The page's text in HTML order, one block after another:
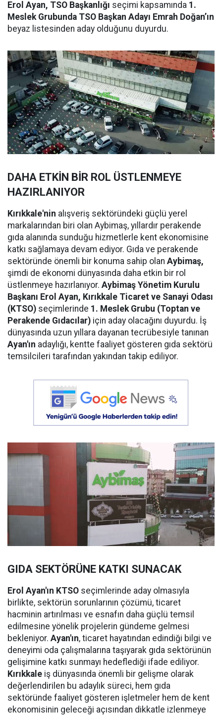
Erol Ayan, TSO Başkanlığı seçimi kapsamında 1.
Meslek Grubunda TSO Başkan Adayı Emrah Doğan’ın
beyaz listesinden aday olduğunu duyurdu.
DAHA ETKİN BİR ROL ÜSTLENMEYE
HAZIRLANIYOR
Kırıkkale'nin alışveriş sektöründeki güçlü yerel
markalarından biri olan Aybimaş, yıllardır perakende
gıda alanında sunduğu hizmetlerle kent ekonomisine
katkı sağlamaya devam ediyor. Gıda ve perakende
sektöründe önemli bir konuma sahip olan Aybimaş,
şimdi de ekonomi dünyasında daha etkin bir rol
üstlenmeye hazırlanıyor. Aybimaş Yönetim Kurulu
Başkanı Erol Ayan, Kırıkkale Ticaret ve Sanayi Odası
(KTSO) seçimlerinde 1. Meslek Grubu (Toptan ve
Perakende Gıdacılar) için aday olacağını duyurdu. İş
dünyasında uzun yıllara dayanan tecrübesiyle tanınan
Ayan'ın adaylığı, kentte faaliyet gösteren gıda sektörü
temsilcileri tarafından yakından takip ediliyor.
GIDA SEKTÖRÜNE KATKI SUNACAK
Erol Ayan'ın KTSO seçimlerinde aday olmasıyla
birlikte, sektörün sorunlarının çözümü, ticaret
hacminin artırılması ve esnafın daha güçlü temsil
edilmesine yönelik projelerin gündeme gelmesi
bekleniyor. Ayan'ın, ticaret hayatından edindiği bilgi ve
deneyimi oda çalışmalarına taşıyarak gıda sektörünün
gelişimine katkı sunmayı hedeflediği ifade ediliyor.
Kırıkkale iş dünyasında önemli bir gelişme olarak
değerlendirilen bu adaylık süreci, hem gıda
sektöründe faaliyet gösteren işletmeler hem de kent
ekonomisinin geleceği açısından dikkatle izlenmeye